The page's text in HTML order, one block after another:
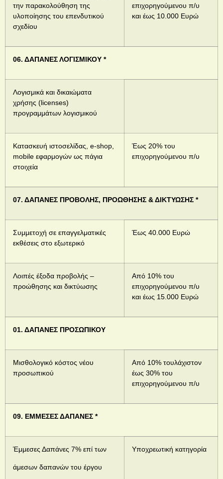
την παρακολούθηση της
υλοποίησης του επενδυτικού
σχεδίου
επιχορηγούμενου π/υ
και έως 10.000 Ευρώ
06. ΔΑΠΑΝΕΣ ΛΟΓΙΣΜΙΚΟΥ *
Λογισμικά και δικαιώματα
χρήσης (licenses)
προγραμμάτων λογισμικού
Κατασκευή ιστοσελίδας, e-shop,
mobile εφαρμογών ως πάγια
στοιχεία
Έως 20% του
επιχορηγούμενου π/υ
07. ΔΑΠΑΝΕΣ ΠΡΟΒΟΛΗΣ, ΠΡΟΩΘΗΣΗΣ & ΔΙΚΤΥΩΣΗΣ *
Συμμετοχή σε επαγγελματικές
εκθέσεις στο εξωτερικό
Έως 40.000 Ευρώ
Λοιπές έξοδα προβολής –
προώθησης και δικτύωσης
Από 10% του
επιχορηγούμενου π/υ
και έως 15.000 Ευρώ
01. ΔΑΠΑΝΕΣ ΠΡΟΣΩΠΙΚΟΥ
Μισθολογικό κόστος νέου
προσωπικού
Από 10% τουλάχιστον
έως 30% του
επιχορηγούμενου π/υ
09. ΕΜΜΕΣΕΣ ΔΑΠΑΝΕΣ *
Έμμεσες Δαπάνες 7% επί των
άμεσων δαπανών του έργου
Υποχρεωτική κατηγορία